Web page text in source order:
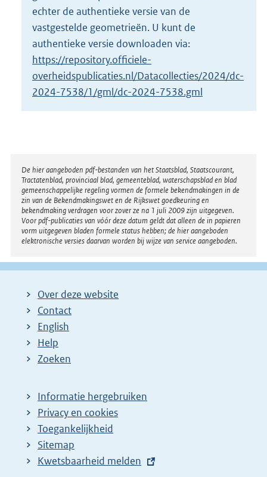
2
K
b
echter de authentieke versie van de
vastgestelde geometrieën. U kunt de
authentieke versie downloaden via:
https://repository.officiele-
overheidspublicaties.nl/Datacollecties/2024/dc-
2024-7538/1/gml/dc-2024-7538.gml
Disclaimer
De hier aangeboden pdf-bestanden van het Staatsblad, Staatscourant,
Tractatenblad, provinciaal blad, gemeenteblad, waterschapsblad en blad
gemeenschappelijke regeling vormen de formele bekendmakingen in de
zin van de Bekendmakingswet en de Rijkswet goedkeuring en
bekendmaking verdragen voor zover ze na 1 juli 2009 zijn uitgegeven.
Voor pdf-publicaties van vóór deze datum geldt dat alleen de in papieren
vorm uitgegeven bladen formele status hebben; de hier aangeboden
elektronische versies daarvan worden bij wijze van service aangeboden.
Over deze website
Contact
English
Help
Zoeken
Informatie hergebruiken
Privacy en cookies
Toegankelijkheid
Sitemap
E
Kwetsbaarheid melden